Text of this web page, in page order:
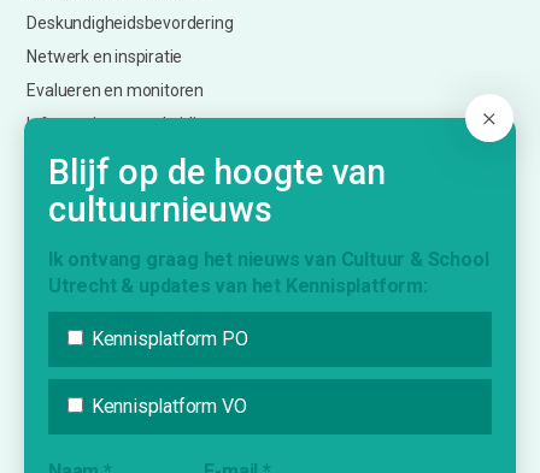
Deskundigheidsbevordering
Netwerk en inspiratie
Evalueren en monitoren
Informatie over subsidies
Creatief Vermogen Utrecht (CmK)
KENNISPLATFORM
Agenda
Inspiratie
Vraag & Aanbod
Bijdrage indienen
Blijf op de hoogte van
cultuurnieuws
Ik ontvang graag het nieuws van Cultuur & School
Utrecht & updates van het Kennisplatform:
Kennisplatform PO
Kennisplatform VO